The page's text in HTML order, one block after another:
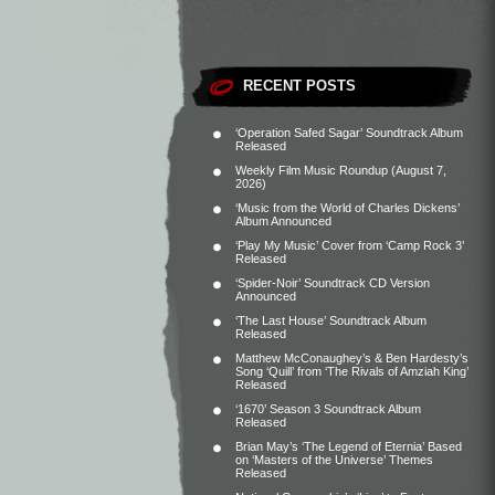
RECENT POSTS
‘Operation Safed Sagar’ Soundtrack Album
Released
Weekly Film Music Roundup (August 7,
2026)
‘Music from the World of Charles Dickens’
Album Announced
‘Play My Music’ Cover from ‘Camp Rock 3’
Released
‘Spider-Noir’ Soundtrack CD Version
Announced
‘The Last House’ Soundtrack Album
Released
Matthew McConaughey’s & Ben Hardesty’s
Song ‘Quill’ from ‘The Rivals of Amziah King’
Released
‘1670’ Season 3 Soundtrack Album
Released
Brian May’s ‘The Legend of Eternia’ Based
on ‘Masters of the Universe’ Themes
Released